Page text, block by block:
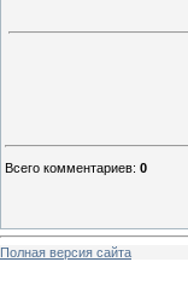
Всего комментариев: 0
Полная версия сайта